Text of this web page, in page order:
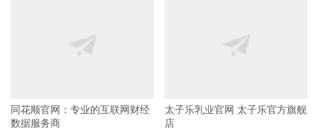
同花顺官网：专业的互联网财经
数据服务商
太子乐乳业官网 太子乐官方旗舰
店